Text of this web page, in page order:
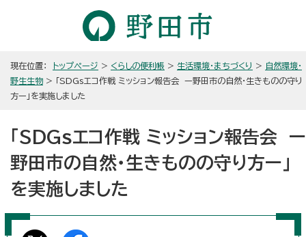
現在位置： トップページ > くらしの便利帳 > 生活環境・まちづくり > 自然環境・
野生生物 > 「SDGsエコ作戦 ミッション報告会 ー野田市の自然・生きものの守り
方ー」を実施しました
「SDGsエコ作戦 ミッション報告会 ー
野田市の自然・生きものの守り方ー」
を実施しました